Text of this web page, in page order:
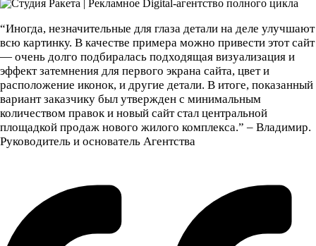
“Иногда, незначительные для глаза детали на деле улучшают
всю картинку. В качестве примера можно привести этот сайт
— очень долго подбиралась подходящая визуализация и
эффект затемнения для первого экрана сайта, цвет и
расположение иконок, и другие детали. В итоге, показанный
вариант заказчику был утвержден с минимальным
количеством правок и новый сайт стал центральной
площадкой продаж нового жилого комплекса.” – Владимир.
Руководитель и основатель Агентства